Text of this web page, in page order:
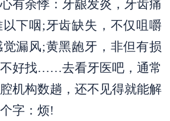
有余悸：牙龈发炎，牙齿痛
下咽;牙齿缺失，不仅咀嚼
漏风;黄黑龅牙，非但有损
好找……去看牙医吧，通常
机构数趟，还不见得就能解
字：烦!